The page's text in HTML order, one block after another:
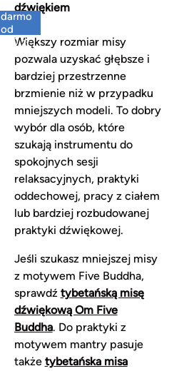
darmo
od
150 zł
dźwiękiem
Większy rozmiar misy
pozwala uzyskać głębsze i
bardziej przestrzenne
brzmienie niż w przypadku
mniejszych modeli. To dobry
wybór dla osób, które
szukają instrumentu do
spokojnych sesji
relaksacyjnych, praktyki
oddechowej, pracy z ciałem
lub bardziej rozbudowanej
praktyki dźwiękowej.
Jeśli szukasz mniejszej misy
z motywem Five Buddha,
sprawdź tybetańską misę
dźwiękową Om Five
Buddha. Do praktyki z
motywem mantry pasuje
także tybetańska misa